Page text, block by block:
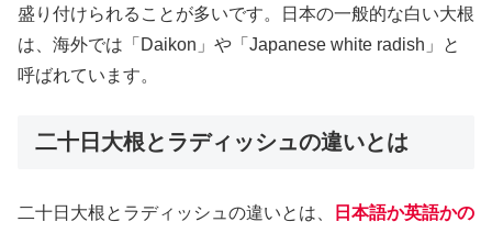
盛り付けられることが多いです。日本の一般的な白い大根
は、海外では「Daikon」や「Japanese white radish」と
呼ばれています。
二十日大根とラディッシュの違いとは
二十日大根とラディッシュの違いとは、 日本語か英語かの